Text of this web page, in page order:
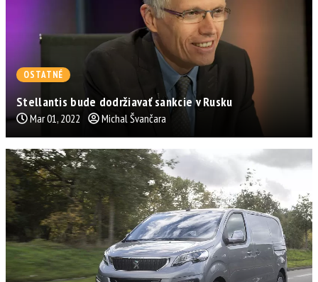
OSTATNÉ
Stellantis bude dodržiavať sankcie v Rusku
Mar 01, 2022 Michal Švančara